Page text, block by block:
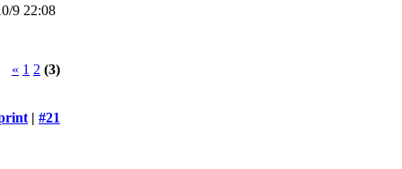
9 22:08
« 1 2 (3)
| #21